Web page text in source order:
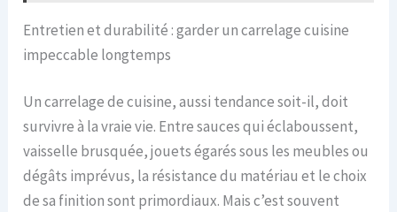
Entretien et durabilité : garder un carrelage cuisine
impeccable longtemps
Un carrelage de cuisine, aussi tendance soit-il, doit
survivre à la vraie vie. Entre sauces qui éclaboussent,
vaisselle brusquée, jouets égarés sous les meubles ou
dégâts imprévus, la résistance du matériau et le choix
de sa finition sont primordiaux. Mais c’est souvent